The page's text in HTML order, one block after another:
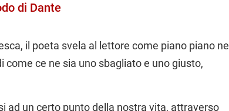
di Dante
il poeta svela al lettore come piano piano nel
come ce ne sia uno sbagliato e uno giusto,
ad un certo punto della nostra vita, attraverso